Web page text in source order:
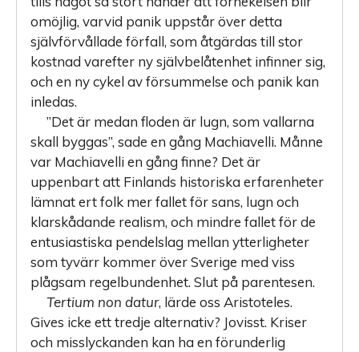
omöjlig, varvid panik uppstår över detta
självför­vållade förfall, som åtgärdas till stor
kostnad varefter ny självbelåtenhet infinner sig,
och en ny cykel av försummelse och panik kan
inledas.
”Det är medan floden är lugn, som vallarna
skall byggas”, sade en gång Machiavelli. Månne
var Machiavelli en gång finne? Det är
uppenbart att Finlands historiska erfarenheter
lämnat ert folk mer fallet för sans, lugn och
klarskådande realism, och mindre fallet för de
entusiastiska pendelslag mellan ytterligheter
som tyvärr kommer över Sverige med viss
plågsam regelbundenhet. Slut på parentesen.
Tertium non datur, lärde oss Aristoteles.
Gives icke ett tredje alternativ? Jovisst. Kriser
och misslyckanden kan ha en förunderlig